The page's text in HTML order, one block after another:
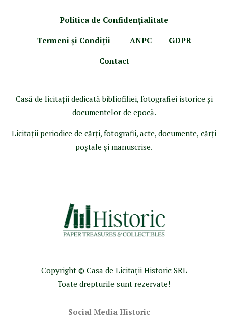
Politica de Confidenţialitate
Termeni şi Condiţii
ANPC
GDPR
Contact
Casă de licitaţii dedicată bibliofiliei, fotografiei istorice şi
documentelor de epocă.
Licitaţii periodice de cărţi, fotografii, acte, documente, cărţi
poştale şi manuscrise.
Copyright © Casa de Licitaţii Historic SRL
Toate drepturile sunt rezervate!
Social Media Historic